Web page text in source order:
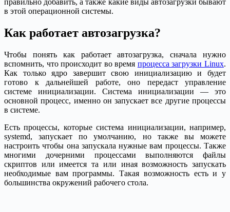
в этой операционной системы.
Как работает автозагрузка?
Чтобы понять как работает автозагрузка, сначала нужно
вспомнить, что происходит во время процесса загрузки Linux.
Как только ядро завершит свою инициализацию и будет
готово к дальнейшей работе, оно передаст управление
системе инициализации. Система инициализации — это
основной процесс, именно он запускает все другие процессы
в системе.
Есть процессы, которые система инициализации, например,
systemd, запускает по умолчанию, но также вы можете
настроить чтобы она запускала нужные вам процессы. Также
многими дочерними процессами выполняются файлы
скриптов или имеется та или иная возможность запускать
необходимые вам программы. Такая возможность есть и у
большинства окружений рабочего стола.